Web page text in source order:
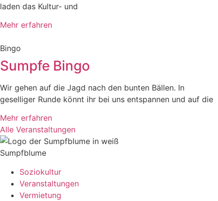
laden das Kultur- und
Mehr erfahren
Bingo
Sumpfe Bingo
Wir gehen auf die Jagd nach den bunten Bällen. In
geselliger Runde könnt ihr bei uns entspannen und auf die
Mehr erfahren
Alle Veranstaltungen
Sumpfblume
Soziokultur
Veranstaltungen
Vermietung